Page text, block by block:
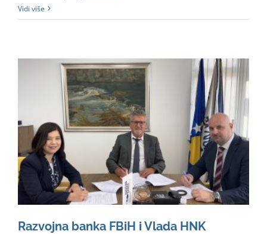
Vidi više
Razvojna banka FBiH i Vlada HNK